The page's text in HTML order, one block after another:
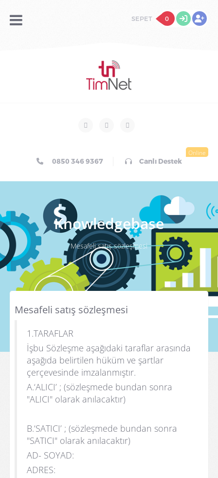
SEPET 0
Online
0850 346 9367 Canlı Destek
Knowledgebase
Mesafeli satış sözleşmesi
Mesafeli satış sözleşmesi
1.TARAFLAR
İşbu Sözleşme aşağıdaki taraflar arasında
aşağıda belirtilen hüküm ve şartlar
çerçevesinde imzalanmıştır.
A.‘ALICI’ ; (sözleşmede bundan sonra
"ALICI" olarak anılacaktır)
B.‘SATICI’ ; (sözleşmede bundan sonra
"SATICI" olarak anılacaktır)
AD- SOYAD:
ADRES: